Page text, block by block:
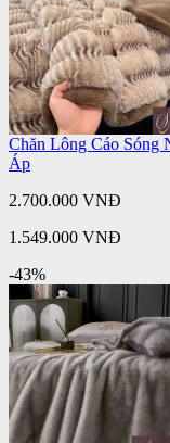
Chăn Lông Cáo Sóng
Áp
2.700.000 VNĐ
1.549.000 VNĐ
-43%